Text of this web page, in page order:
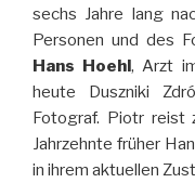
sechs Jahre lang
Personen und des
Hans Hoehl, Arzt
heute Duszniki
Fotograf. Piotr reist
Jahrzehnte früher
in ihrem aktuellen